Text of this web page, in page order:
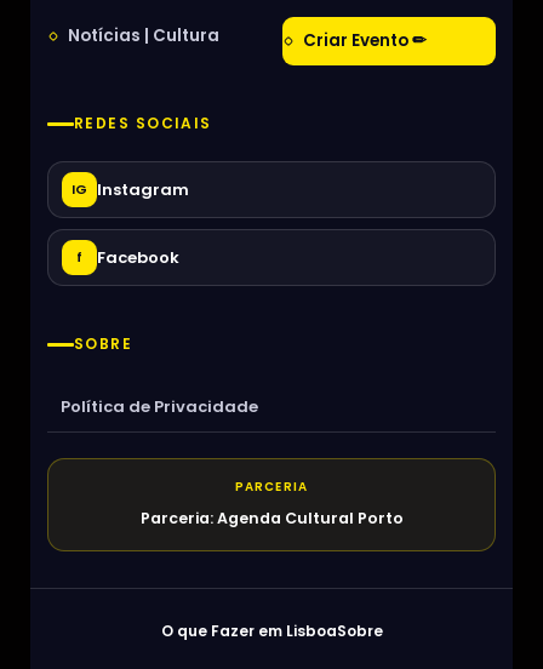
Notícias | Cultura Criar Evento ✏
REDES SOCIAIS
IG Instagram
f Facebook
SOBRE
Política de Privacidade
PARCERIA
Parceria: Agenda Cultural Porto
O que Fazer em LisboaSobre